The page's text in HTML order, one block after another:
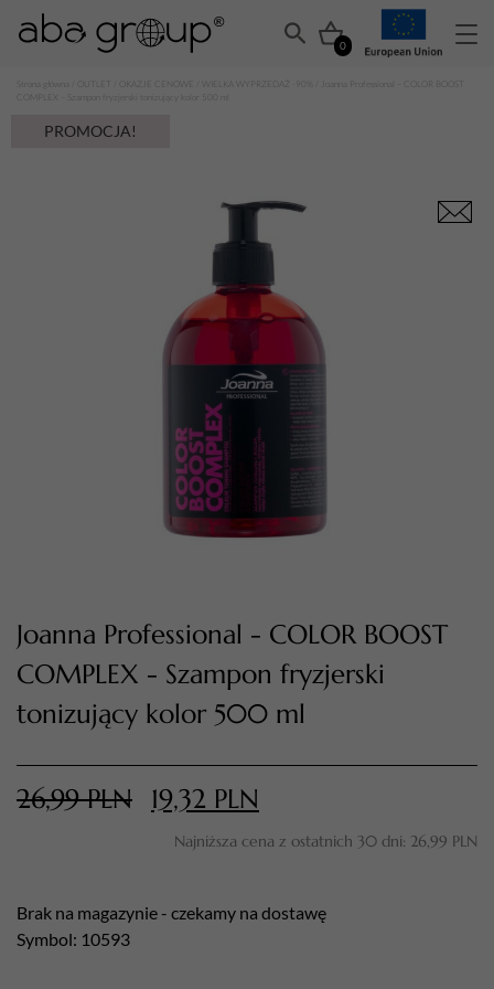
0
Suma koszyka (
OKAZJE CENOWE WIELKA WYPRZEDAŻ -90%
/ Joanna Professional – COLOR BOOST
COMPLEX – Szampon fryzjerski tonizujący kolor 500 ml
PROMOCJA!
Joanna Professional - COLOR BOOST
COMPLEX - Szampon fryzjerski
tonizujący kolor 500 ml
26,99PLN 19,32 PLN
Najniższa cena z ostatnich 30 dni: 26,99 PLN
Brak na magazynie - czekamy na dostawę
Symbol: 10593